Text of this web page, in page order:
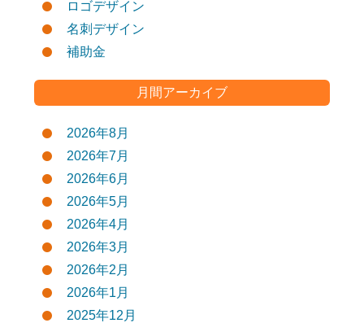
ロゴデザイン
名刺デザイン
補助金
月間アーカイブ
2026年8月
2026年7月
2026年6月
2026年5月
2026年4月
2026年3月
2026年2月
2026年1月
2025年12月